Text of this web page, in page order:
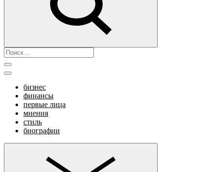
бизнес
финансы
первые лица
мнения
стиль
биографии